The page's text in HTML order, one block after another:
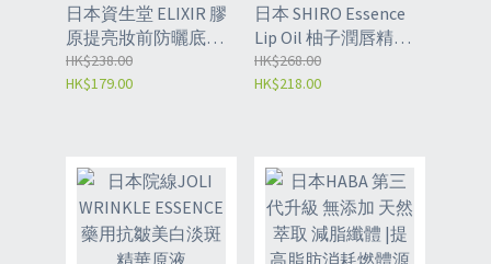
日本資生堂 ELIXIR 膠
原提亮妝前防曬底霜
SPF50 #Tone Up 35g
HK$238.00
HK$179.00
日本 SHIRO Essence
Lip Oil 柚子潤唇精華
經典柚子無添加修護
淡淡柚子香
HK$268.00
HK$218.00